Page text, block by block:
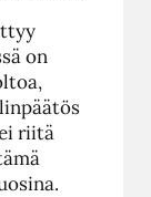
on
riitä